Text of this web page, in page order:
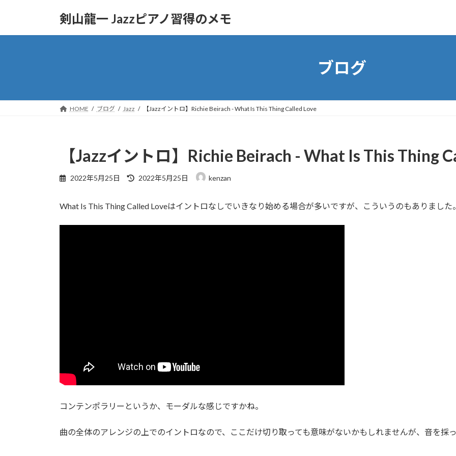
ッ
移
剣山龍一 Jazzピアノ習得のメモ
ブログ
HOME ブログ Jazz 【Jazzイントロ】Richie Beirach - What Is This Thing Called Love
【Jazzイントロ】Richie Beirach - What Is This Thing
2022年5月25日
最
新
時
2022年5月25日 kenzan
What Is This Thing Called Loveはイントロなしでいきなり始める場合が多いですが、こういうのもありました。
コンテンポラリーというか、モーダルな感じですかね。
曲の全体のアレンジの上でのイントロなので、ここだけ切り取っても意味がないかもしれませんが、音を採っ